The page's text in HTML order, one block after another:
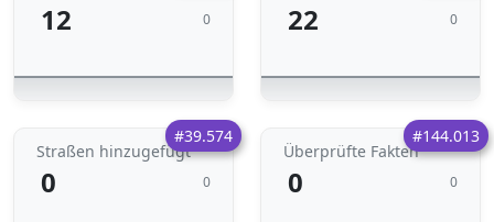
12 0 22 0
#39.574
Straßen hinzugefügt
0 0
#144.013
Überprüfte Fakten
0 0